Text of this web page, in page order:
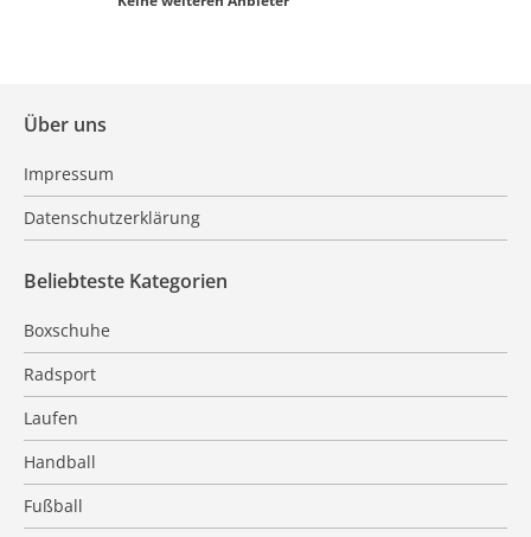
Über uns
Impressum
Datenschutzerklärung
Beliebteste Kategorien
Boxschuhe
Radsport
Laufen
Handball
Fußball